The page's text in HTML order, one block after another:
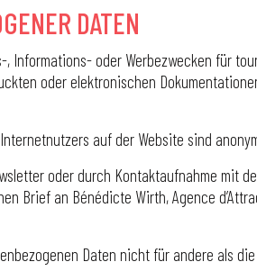
DATEN
oder Werbezwecken für
oder elektronischen
auf der Website sind
oder durch Kontaktaufnahme mit
Brief an Bénédicte Wirth, Agence
Daten nicht für andere als